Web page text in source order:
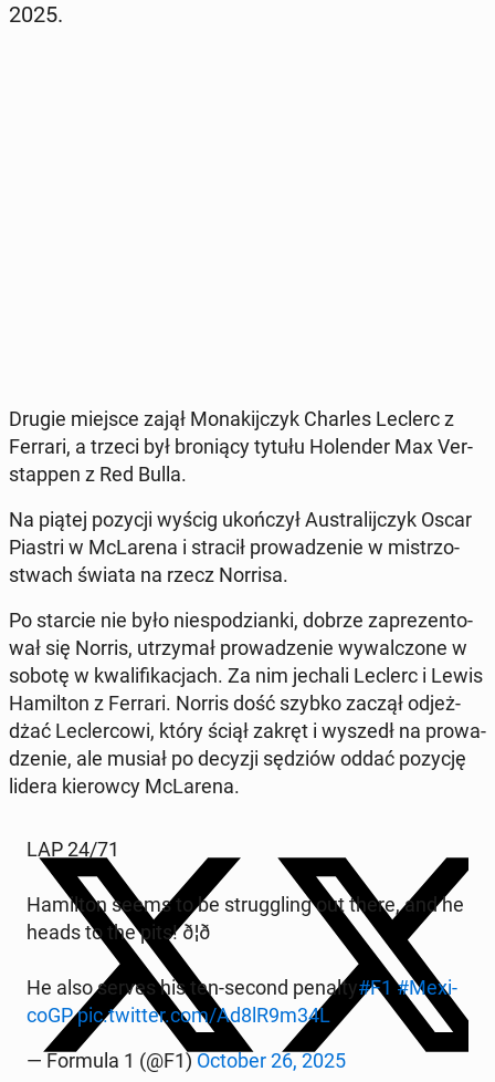
2025.
Drugie miejsce zajął Mo­na­kij­czyk Charles Leclerc z
Ferrari, a trzeci był bro­nią­cy tytułu Ho­len­der Max Ver­
stap­pen z Red Bulla.
Na piątej pozycji wyścig ukoń­czył Au­stra­lij­czyk Oscar
Piastri w McLa­re­na i stracił pro­wa­dze­nie w mi­strzo­
stwach świata na rzecz Norrisa.
Po starcie nie było nie­spo­dzian­ki, dobrze za­pre­zen­to­
wał się Norris, utrzy­mał pro­wa­dze­nie wy­wal­czo­ne w
sobotę w kwa­li­fi­ka­cjach. Za nim jechali Leclerc i Lewis
Ha­mil­ton z Ferrari. Norris dość szybko zaczął od­jeż­
dżać Lec­ler­co­wi, który ściął zakręt i wyszedł na pro­wa­
dze­nie, ale musiał po decyzji sędziów oddać pozycję
lidera kie­row­cy McLa­re­na.
LAP 24/71
Ha­mil­ton seems to be strug­gling out there, and he
heads to the pits! ð¦ð
He also serves his ten-second penalty#F1 #Me­xi­
coGPpic.twitter.com/Ad8lR9m34L
— Formula 1 (@F1) October 26, 2025